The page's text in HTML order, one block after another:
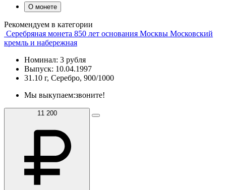
О монете
Рекомендуем в категории
Серебряная монета 850 лет основания Москвы Московский
кремль и набережная
Номинал: 3 рубля
Выпуск: 10.04.1997
31.10 г, Серебро, 900/1000
Мы выкупаем:звоните!
11 200